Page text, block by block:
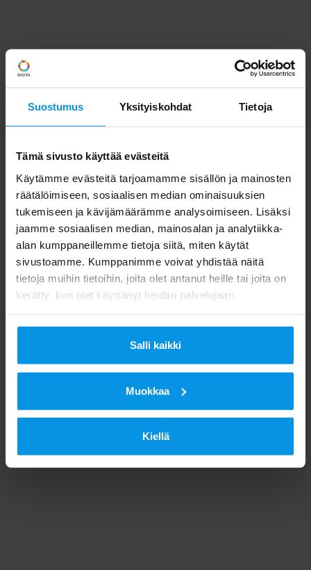
Suostumus Yksityiskohdat Tietoja
Tämä sivusto käyttää evästeitä
Käytämme evästeitä tarjoamamme sisällön ja mainosten
räätälöimiseen, sosiaalisen median ominaisuuksien
tukemiseen ja kävijämäärämme analysoimiseen. Lisäksi
jaamme sosiaalisen median, mainosalan ja analytiikka-
alan kumppaneillemme tietoja siitä, miten käytät
sivustoamme. Kumppanimme voivat yhdistää näitä
tietoja muihin tietoihin, joita olet antanut heille tai joita on
kerätty, kun olet käyttänyt heidän palvelujaan.
Salli kaikki
Muokkaa
Kiellä